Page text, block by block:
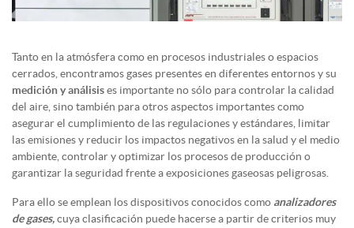
Tanto en la atmósfera como en procesos industriales o espacios
cerrados, encontramos gases presentes en diferentes entornos y su
medición y análisises importante no sólo para controlar la calidad
del aire, sino también para otros aspectos importantes como
asegurar el cumplimiento de las regulaciones y estándares, limitar
las emisiones y reducir los impactos negativos en la salud y el medio
ambiente, controlar y optimizar los procesos de producción o
garantizar la seguridad frente a exposiciones gaseosas peligrosas.
Para ello se emplean los dispositivos conocidos como analizadores
de gases,cuya clasificación puede hacerse a partir de criterios muy